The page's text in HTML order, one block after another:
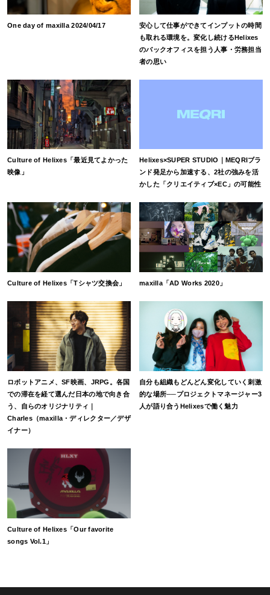
One day of maxilla 2024/04/17
安心して仕事ができてインプットの時間
も取れる環境を。変化し続けるHelixes
のバックオフィスを担う人事・労務担当
者の思い
Culture of Helixes「最近見てよかった
映像」
Helixes×SUPER STUDIO｜MEQRIブラ
ンド発足から加速する、2社の強みを活
かした「クリエイティブ×EC」の可能性
Culture of Helixes「Tシャツ交換会」 maxilla「AD Works 2020」
ロボットアニメ、SF映画、JRPG。各国
での滞在を経て選んだ日本の地で向き合
う、自らのオリジナリティ｜
Charles（maxilla・ディレクター／デザ
イナー）
自分も組織もどんどん変化していく刺激
的な場所──プロジェクトマネージャー3
人が語り合うHelixesで働く魅力
Culture of Helixes「Our favorite
songs Vol.1」